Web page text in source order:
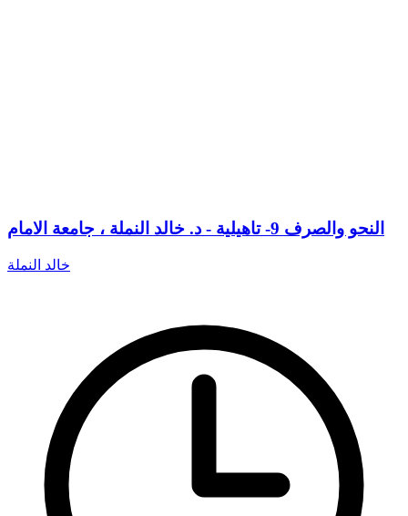
النحو والصرف 9- تاهيلية - د. خالد النملة ، جامعة الامام
خالد النملة